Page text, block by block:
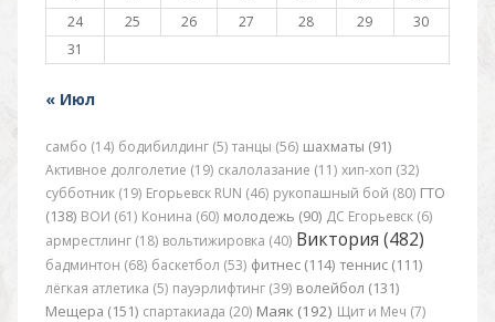
24
25 26 27 28 29
30
31
« Июл
самбо (14) бодибилдинг (5) танцы (56) шахматы (91)
Активное долголетие (19) скалолазание (11) хип-хоп (32)
субботник (19) Егорьевск RUN (46) рукопашный бой (80) ГТО
(138) ВОИ (61) Конина (60) молодежь (90) ДС Егорьевск (6)
армрестлинг (18) вольтижировка (40) Виктория (482)
бадминтон (68) баскетбол (53) фитнес (114) теннис (111)
лёгкая атлетика (5) пауэрлифтинг (39) волейбол (131)
Мещера (151) спартакиада (20) Маяк (192) Щит и Меч (7)